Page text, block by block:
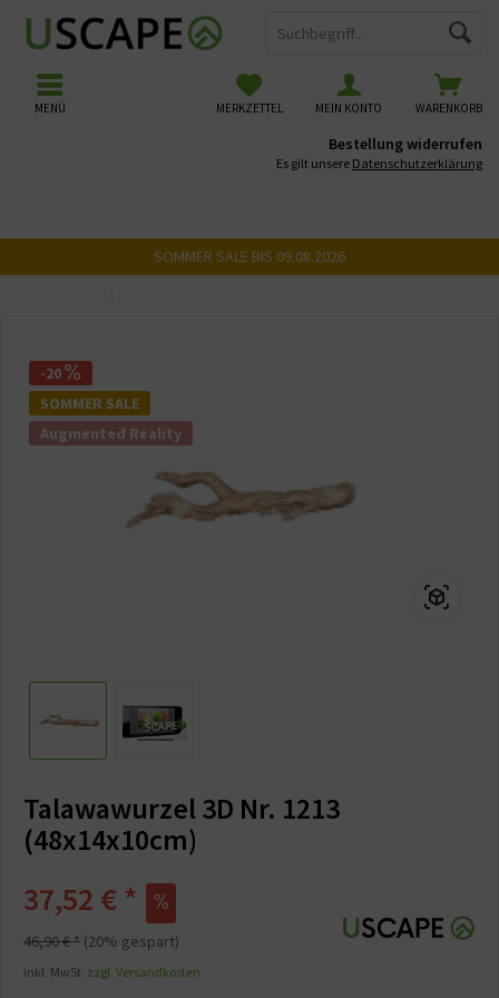
WARENKORB
MERKZETTEL MEIN KONTO
MENÜ
Bestellung widerrufen
Es gilt unsere Datenschutzerklärung
SOMMER SALE BIS 09.08.2026
-20
SOMMER SALE
Augmented Reality
Talawawurzel 3D Nr. 1213
(48x14x10cm)
37,52 € *
46,90 € * (20% gespart)
inkl. MwSt. zzgl. Versandkosten